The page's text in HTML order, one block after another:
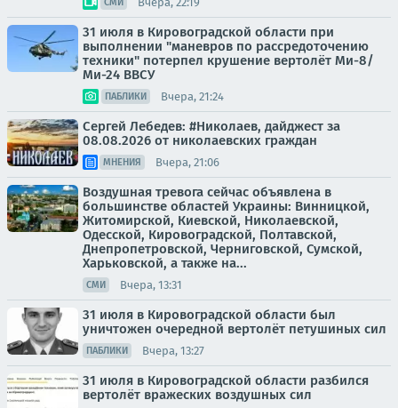
31 июля в Кировоградской области при
выполнении "маневров по рассредоточению
техники" потерпел крушение вертолёт Ми-8/
Ми-24 ВВСУ
ПАБЛИКИ Вчера, 21:24
Сергей Лебедев: #Николаев, дайджест за
08.08.2026 от николаевских граждан
МНЕНИЯ Вчера, 21:06
Воздушная тревога сейчас объявлена в
большинстве областей Украины: Винницкой,
Житомирской, Киевской, Николаевской,
Одесской, Кировоградской, Полтавской,
Днепропетровской, Черниговской, Сумской,
Харьковской, а также на...
СМИ Вчера, 13:31
31 июля в Кировоградской области был
уничтожен очередной вертолёт петушиных сил
ПАБЛИКИ Вчера, 13:27
31 июля в Кировоградской области разбился
вертолёт вражеских воздушных сил